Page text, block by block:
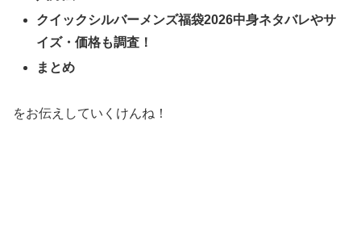
クイックシルバーメンズ福袋2026中身ネタバレやサ
イズ・価格も調査！
まとめ
をお伝えしていくけんね！